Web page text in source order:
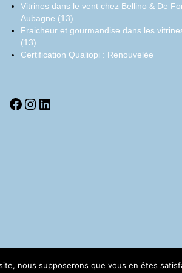
Vitrines dans le vent chez Bellino & De
Aubagne (13)
Fraicheur et gourmandise dans les
(13)
Certification Qualiopi : Renouvelée
Facebook
Instagram
LinkedIn
nous supposerons que vous en êtes